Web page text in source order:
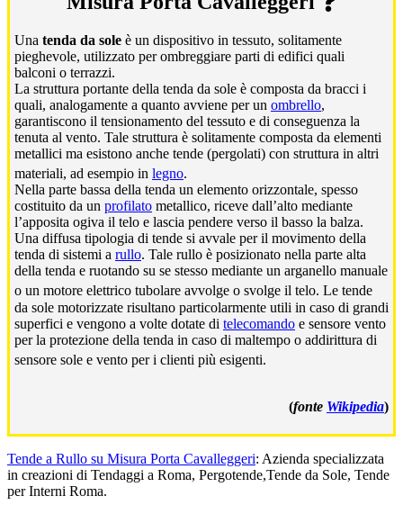
Una tenda da sole è un dispositivo in tessuto, solitamente
pieghevole, utilizzato per ombreggiare parti di edifici quali
balconi o terrazzi.
La struttura portante della tenda da sole è composta da bracci i
quali, analogamente a quanto avviene per un ombrello,
garantiscono il tensionamento del tessuto e di conseguenza la
tenuta al vento. Tale struttura è solitamente composta da elementi
metallici ma esistono anche tende (pergolati) con struttura in altri
materiali, ad esempio in legno.
Nella parte bassa della tenda un elemento orizzontale, spesso
costituito da un profilato metallico, riceve dall’alto mediante
l’apposita ogiva il telo e lascia pendere verso il basso la balza.
Una diffusa tipologia di tende si avvale per il movimento della
tenda di sistemi a rullo. Tale rullo è posizionato nella parte alta
della tenda e ruotando su se stesso mediante un arganello manuale
o un motore elettrico tubolare avvolge o svolge il telo. Le tende
da sole motorizzate risultano particolarmente utili in caso di grandi
superfici e vengono a volte dotate di telecomando e sensore vento
per la protezione della tenda in caso di maltempo o addirittura di
sensore sole e vento per i clienti più esigenti.
(fonte Wikipedia)
Tende a Rullo su Misura Porta Cavalleggeri: Azienda specializzata
in creazioni di Tendaggi a Roma, Pergotende,Tende da Sole, Tende
per Interni Roma.